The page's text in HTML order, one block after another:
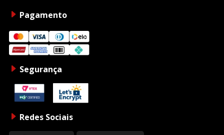
Pagamento
Segurança
Redes Sociais